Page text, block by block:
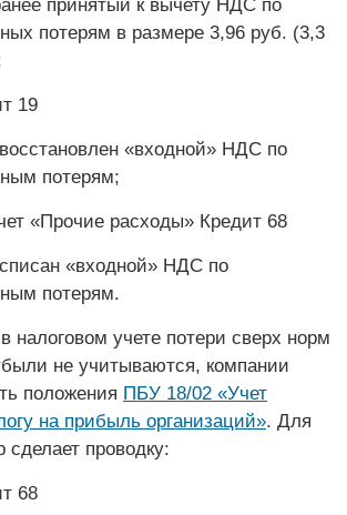
принятый к вычету НДС по
потерям в размере 3,96 руб. (3,3
19
«входной» НДС по
потерям;
«Прочие расходы» Кредит 68
«входной» НДС по
потерям.
налоговом учете потери сверх норм
не учитываются, компании
положения ПБУ 18/02 «Учет
на прибыль организаций». Для
сделает проводку:
68